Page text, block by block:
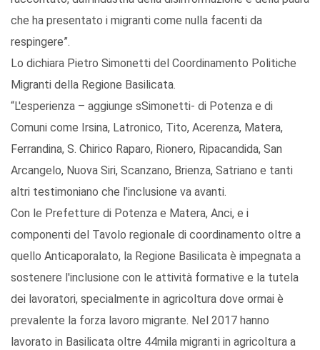
che ha presentato i migranti come nulla facenti da
respingere”.
Lo dichiara Pietro Simonetti del Coordinamento Politiche
Migranti della Regione Basilicata.
“L'esperienza – aggiunge sSimonetti- di Potenza e di
Comuni come Irsina, Latronico, Tito, Acerenza, Matera,
Ferrandina, S. Chirico Raparo, Rionero, Ripacandida, San
Arcangelo, Nuova Siri, Scanzano, Brienza, Satriano e tanti
altri testimoniano che l'inclusione va avanti.
Con le Prefetture di Potenza e Matera, Anci, e i
componenti del Tavolo regionale di coordinamento oltre a
quello Anticaporalato, la Regione Basilicata è impegnata a
sostenere l'inclusione con le attività formative e la tutela
dei lavoratori, specialmente in agricoltura dove ormai è
prevalente la forza lavoro migrante. Nel 2017 hanno
lavorato in Basilicata oltre 44mila migranti in agricoltura a